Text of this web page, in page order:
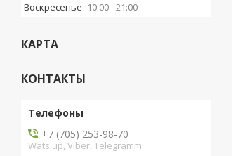
Воскресенье 10:00 21:00
КАРТА
КОНТАКТЫ
+7 (705) 253-98-70
Wats'up, Viber, Telegramm